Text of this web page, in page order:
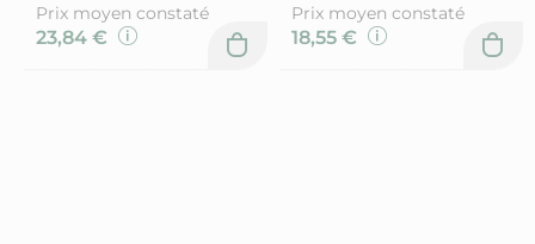
Prix moyen constaté
23,84 €
Prix moyen constaté
18,55 €